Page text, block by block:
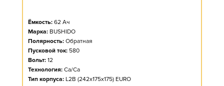
Ёмкость: 62 Ач
Марка: BUSHIDO
Полярность: Обратная
Пусковой ток: 580
Вольт: 12
Технология: Ca/Ca
Тип корпуса: L2B (242x175x175) EURO